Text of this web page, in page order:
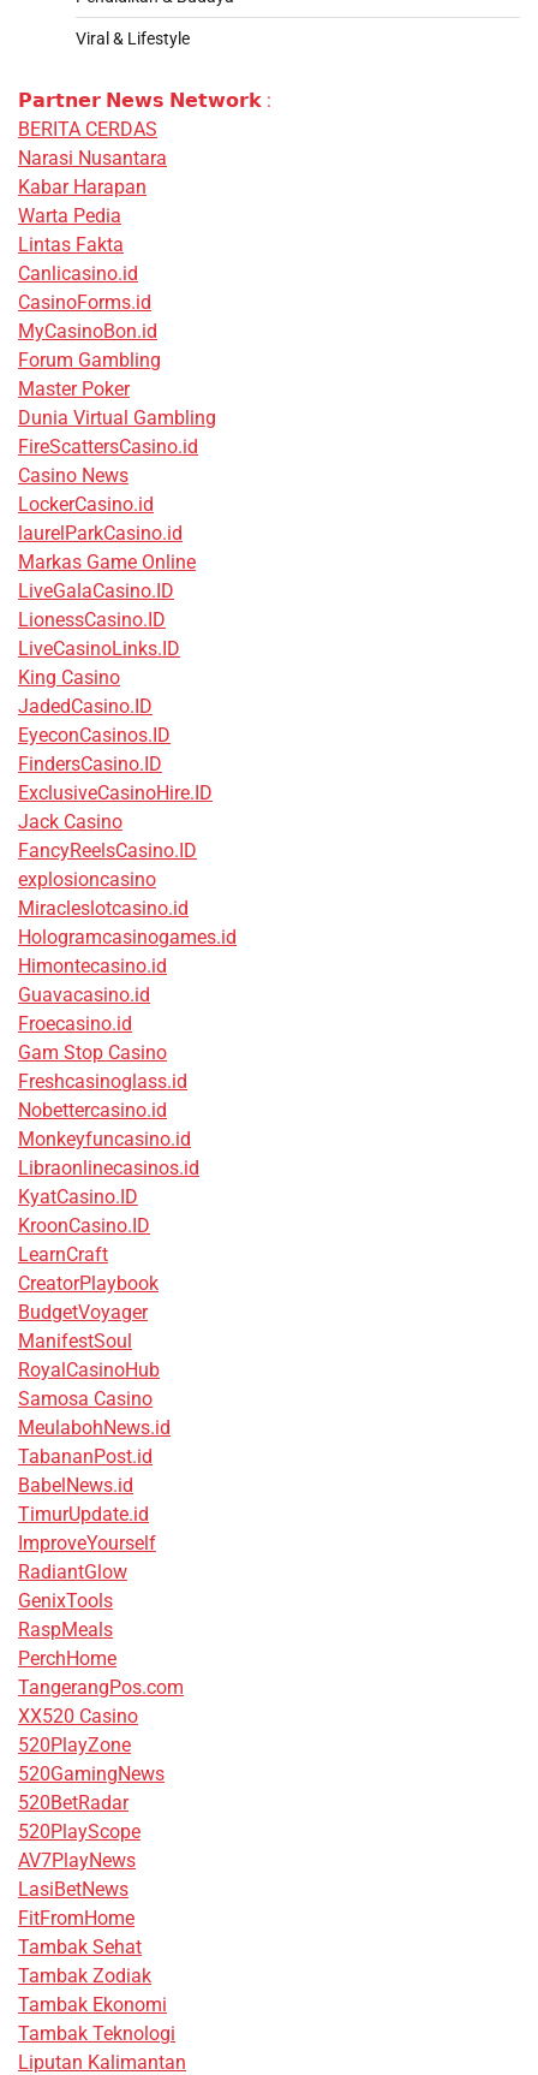
Viral & Lifestyle
𝗣𝗮𝗿𝘁𝗻𝗲𝗿 𝗡𝗲𝘄𝘀 𝗡𝗲𝘁𝘄𝗼𝗿𝗸 :
BERITA CERDAS
Narasi Nusantara
Kabar Harapan
Warta Pedia
Lintas Fakta
Canlicasino.id
CasinoForms.id
MyCasinoBon.id
Forum Gambling
Master Poker
Dunia Virtual Gambling
FireScattersCasino.id
Casino News
LockerCasino.id
laurelParkCasino.id
Markas Game Online
LiveGalaCasino.ID
LionessCasino.ID
LiveCasinoLinks.ID
King Casino
JadedCasino.ID
EyeconCasinos.ID
FindersCasino.ID
ExclusiveCasinoHire.ID
Jack Casino
FancyReelsCasino.ID
explosioncasino
Miracleslotcasino.id
Hologramcasinogames.id
Himontecasino.id
Guavacasino.id
Froecasino.id
Gam Stop Casino
Freshcasinoglass.id
Nobettercasino.id
Monkeyfuncasino.id
Libraonlinecasinos.id
KyatCasino.ID
KroonCasino.ID
LearnCraft
CreatorPlaybook
BudgetVoyager
ManifestSoul
RoyalCasinoHub
Samosa Casino
MeulabohNews.id
TabananPost.id
BabelNews.id
TimurUpdate.id
ImproveYourself
RadiantGlow
GenixTools
RaspMeals
PerchHome
TangerangPos.com
XX520 Casino
520PlayZone
520GamingNews
520BetRadar
520PlayScope
AV7PlayNews
LasiBetNews
FitFromHome
Tambak Sehat
Tambak Zodiak
Tambak Ekonomi
Tambak Teknologi
Liputan Kalimantan